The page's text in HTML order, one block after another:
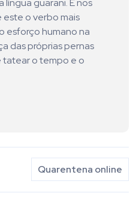
língua guarani. E nos
este o verbo mais
esforço humano na
das próprias pernas
tatear o tempo e o
Quarentena online